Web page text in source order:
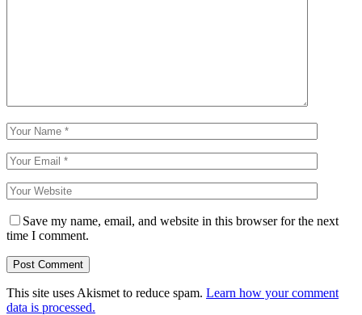
Save my name, email, and website in this browser for the next
time I comment.
This site uses Akismet to reduce spam. Learn how your comment
data is processed.